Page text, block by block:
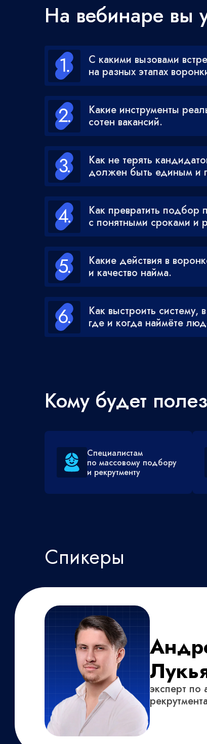
Как выстроить систему,
где и когда наймёте
Какие действия в
и качество найма.
Как превратить подбор
с понятными сроками и
Как не терять
должен быть единым и
Какие инструменты
сотен вакансий.
С какими вызовами
на разных этапах
На вебинаре вы
Кому будет
Специалистам
по массовому подбору
и рекрутменту
эксперт по
Спикеры